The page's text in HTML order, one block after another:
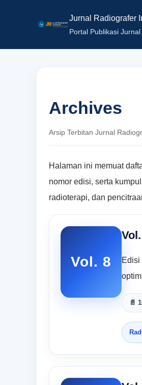
Jurnal Radiografer
Portal Publikasi
Archives
Arsip Terbitan Jurnal
Halaman ini memuat
nomor edisi, serta
radioterapi, dan
Vol. 8
Edisi
📄